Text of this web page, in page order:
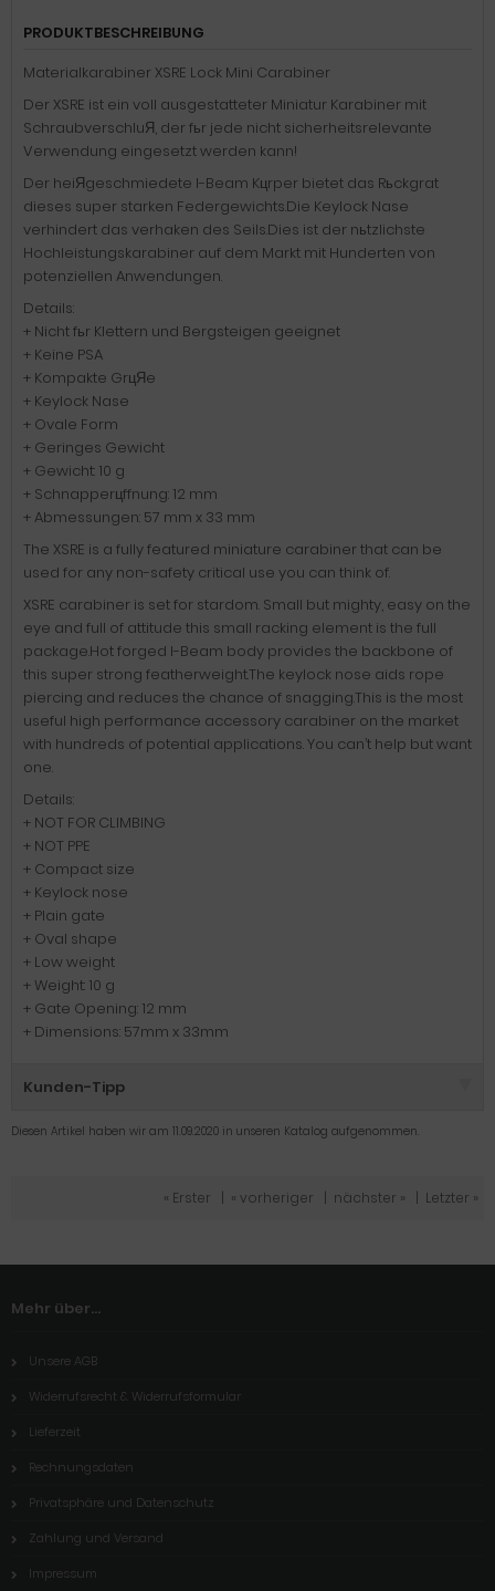
PRODUKTBESCHREIBUNG
Materialkarabiner XSRE Lock Mini Carabiner
Der XSRE ist ein voll ausgestatteter Miniatur Karabiner mit
SchraubverschluЯ, der fьr jede nicht sicherheitsrelevante
Verwendung eingesetzt werden kann!
Der heiЯgeschmiedete I-Beam Kцrper bietet das Rьckgrat
dieses super starken Federgewichts.Die Keylock Nase
verhindert das verhaken des Seils.Dies ist der nьtzlichste
Hochleistungskarabiner auf dem Markt mit Hunderten von
potenziellen Anwendungen.
Details:
+ Nicht fьr Klettern und Bergsteigen geeignet
+ Keine PSA
+ Kompakte GrцЯe
+ Keylock Nase
+ Ovale Form
+ Geringes Gewicht
+ Gewicht: 10 g
+ Schnapperцffnung: 12 mm
+ Abmessungen: 57 mm x 33 mm
The XSRE is a fully featured miniature carabiner that can be
used for any non-safety critical use you can think of.
XSRE carabiner is set for stardom. Small but mighty, easy on the
eye and full of attitude this small racking element is the full
package.Hot forged I-Beam body provides the backbone of
this super strong featherweight.The keylock nose aids rope
piercing and reduces the chance of snagging.This is the most
useful high performance accessory carabiner on the market
with hundreds of potential applications. You can’t help but want
one.
Details:
+ NOT FOR CLIMBING
+ NOT PPE
+ Compact size
+ Keylock nose
+ Plain gate
+ Oval shape
+ Low weight
+ Weight: 10 g
+ Gate Opening: 12 mm
+ Dimensions: 57mm x 33mm
Kunden-Tipp
Diesen Artikel haben wir am 11.09.2020 in unseren Katalog aufgenommen.
« Erster « vorheriger nächster » Letzter »
Mehr über...
Unsere AGB
Widerrufsrecht & Widerrufsformular
Lieferzeit
Rechnungsdaten
Privatsphäre und Datenschutz
Zahlung und Versand
Impressum